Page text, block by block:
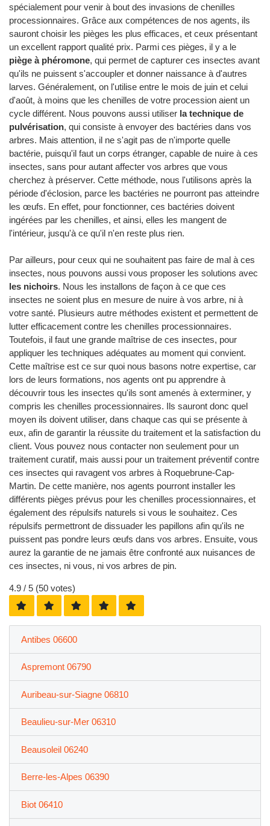
spécialement pour venir à bout des invasions de chenilles
processionnaires. Grâce aux compétences de nos agents, ils
sauront choisir les pièges les plus efficaces, et ceux présentant
un excellent rapport qualité prix. Parmi ces pièges, il y a le
piège à phéromone, qui permet de capturer ces insectes avant
qu'ils ne puissent s'accoupler et donner naissance à d'autres
larves. Généralement, on l'utilise entre le mois de juin et celui
d'août, à moins que les chenilles de votre procession aient un
cycle différent. Nous pouvons aussi utiliser la technique de
pulvérisation, qui consiste à envoyer des bactéries dans vos
arbres. Mais attention, il ne s'agit pas de n'importe quelle
bactérie, puisqu'il faut un corps étranger, capable de nuire à ces
insectes, sans pour autant affecter vos arbres que vous
cherchez à préserver. Cette méthode, nous l'utilisons après la
période d'éclosion, parce les bactéries ne pourront pas atteindre
les œufs. En effet, pour fonctionner, ces bactéries doivent
ingérées par les chenilles, et ainsi, elles les mangent de
l'intérieur, jusqu'à ce qu'il n'en reste plus rien.
Par ailleurs, pour ceux qui ne souhaitent pas faire de mal à ces
insectes, nous pouvons aussi vous proposer les solutions avec
les nichoirs. Nous les installons de façon à ce que ces
insectes ne soient plus en mesure de nuire à vos arbre, ni à
votre santé. Plusieurs autre méthodes existent et permettent de
lutter efficacement contre les chenilles processionnaires.
Toutefois, il faut une grande maîtrise de ces insectes, pour
appliquer les techniques adéquates au moment qui convient.
Cette maîtrise est ce sur quoi nous basons notre expertise, car
lors de leurs formations, nos agents ont pu apprendre à
découvrir tous les insectes qu'ils sont amenés à exterminer, y
compris les chenilles processionnaires. Ils sauront donc quel
moyen ils doivent utiliser, dans chaque cas qui se présente à
eux, afin de garantir la réussite du traitement et la satisfaction du
client. Vous pouvez nous contacter non seulement pour un
traitement curatif, mais aussi pour un traitement préventif contre
ces insectes qui ravagent vos arbres à Roquebrune-Cap-
Martin. De cette manière, nos agents pourront installer les
différents pièges prévus pour les chenilles processionnaires, et
également des répulsifs naturels si vous le souhaitez. Ces
répulsifs permettront de dissuader les papillons afin qu'ils ne
puissent pas pondre leurs œufs dans vos arbres. Ensuite, vous
aurez la garantie de ne jamais être confronté aux nuisances de
ces insectes, ni vous, ni vos arbres de pin.
4.9 / 5 (50 votes)
Antibes 06600
Aspremont 06790
Auribeau-sur-Siagne 06810
Beaulieu-sur-Mer 06310
Beausoleil 06240
Berre-les-Alpes 06390
Biot 06410